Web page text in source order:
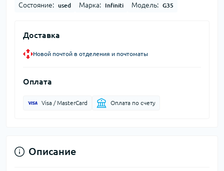
Состояние: used Марка: Infiniti Модель: G35
Доставка
Новой почтой в отделения и почтоматы
Оплата
Visa / MasterCard Оплата по счету
Описание